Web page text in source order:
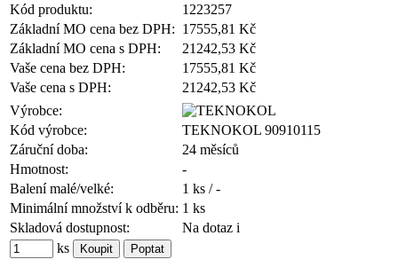
Kód produktu:
1223257
Základní MO cena bez DPH: 17555,81 Kč
Základní MO cena s DPH:
21242,53 Kč
Vaše cena bez DPH:
17555,81 Kč
Vaše cena s DPH:
21242,53 Kč
Výrobce:
Kód výrobce:
TEKNOKOL 90910115
Záruční doba:
24 měsíců
Hmotnost:
-
Balení malé/velké:
1 ks / -
Minimální množství k odběru: 1 ks
Skladová dostupnost:
Na dotaz i
ks